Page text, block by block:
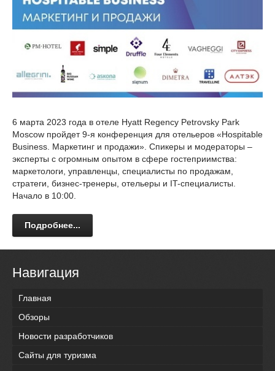
6 марта 2023 года в отеле Hyatt Regency Petrovsky Park
Moscow пройдет 9-я конференция для отельеров «Hospitable
Business. Маркетинг и продажи». Спикеры и модераторы –
эксперты с огромным опытом в сфере гостеприимства:
маркетологи, управленцы, специалисты по продажам,
стратеги, бизнес-тренеры, отельеры и IT-специалисты.
Начало в 10:00.
Подробнее...
Навигация
Главная
Обзоры
Новости разработчиков
Сайты для туризма